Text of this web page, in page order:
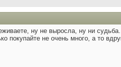
ну не выросла, ну ни
покупайте не очень много, а то